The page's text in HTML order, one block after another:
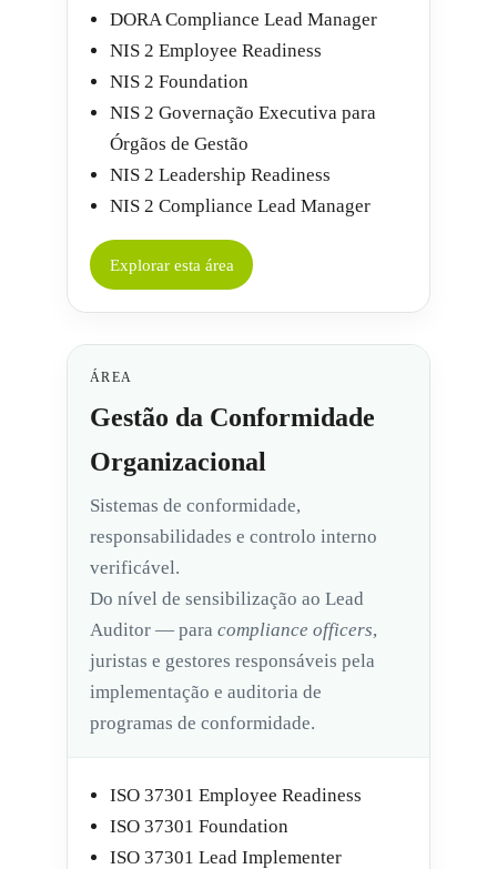
DORA Compliance Lead Manager
NIS 2 Employee Readiness
NIS 2 Foundation
NIS 2 Governação Executiva para
Órgãos de Gestão
NIS 2 Leadership Readiness
NIS 2 Compliance Lead Manager
Explorar esta área
ÁREA
Gestão da Conformidade
Organizacional
Sistemas de conformidade,
responsabilidades e controlo interno
verificável.
Do nível de sensibilização ao Lead
Auditor — para compliance officers,
juristas e gestores responsáveis pela
implementação e auditoria de
programas de conformidade.
ISO 37301 Employee Readiness
ISO 37301 Foundation
ISO 37301 Lead Implementer